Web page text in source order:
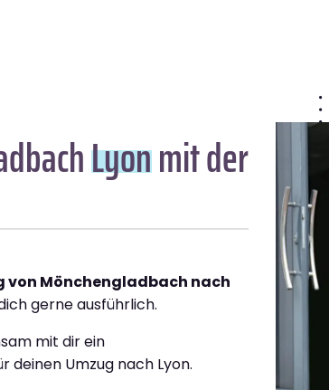
Lyonmit der
von Mönchengladbach nach
gerne ausführlich.
mit dir ein
deinen Umzug nach Lyon.